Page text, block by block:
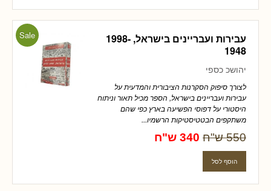
Sale
עבירות ועבריינים בישראל, 1998-
1948
יהושכ כספי
לצורך סיפוק הסקרנות הציבורית והמדעית על
עבירות ועבריינים בישראל, הספר מכיל תאור וניתוח
היסטורי על דפוסי הפשיעה בארץ כפי שהם
משתקפים הבטטיסטיקות הרשמיו...
550 ש"ח 340 ש"ח